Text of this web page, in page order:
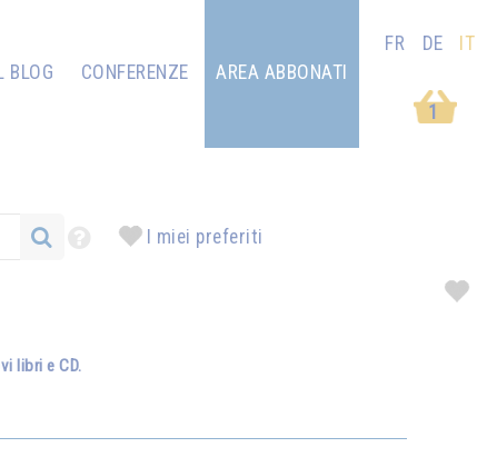
BLOG
CONFERENZE
1
AREA ABBONATI
FR DE IT
I miei preferiti
libri e CD.